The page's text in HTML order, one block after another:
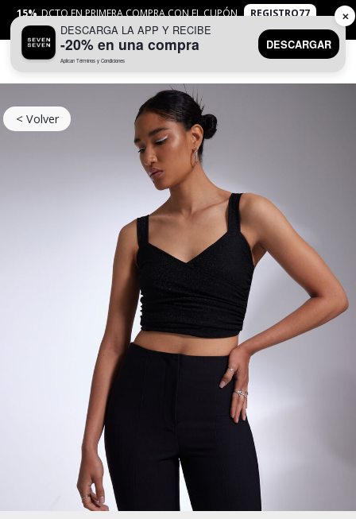
15% DCTO EN PRIMERA COMPRA CON EL CUPÓN
REGISTRO77
APLICANTYC
< Volver
DESCARGA LA APP Y RECIBE
-20% en una compra
Aplican Términos y Condiciones
DESCARGAR
✕